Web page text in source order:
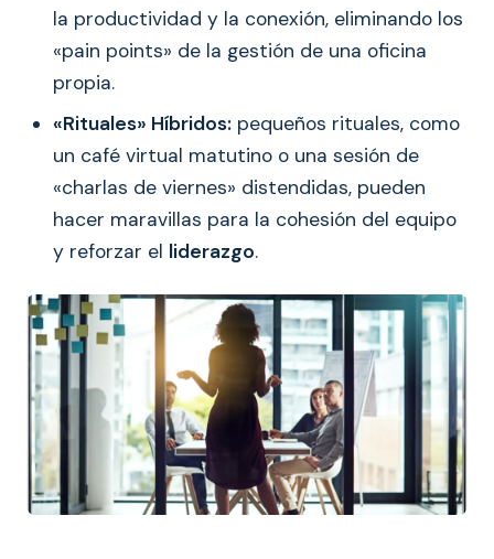
la productividad y la conexión, eliminando los
«pain points» de la gestión de una oficina
propia.
«Rituales» Híbridos: pequeños rituales, como
un café virtual matutino o una sesión de
«charlas de viernes» distendidas, pueden
hacer maravillas para la cohesión del equipo
y reforzar el liderazgo.